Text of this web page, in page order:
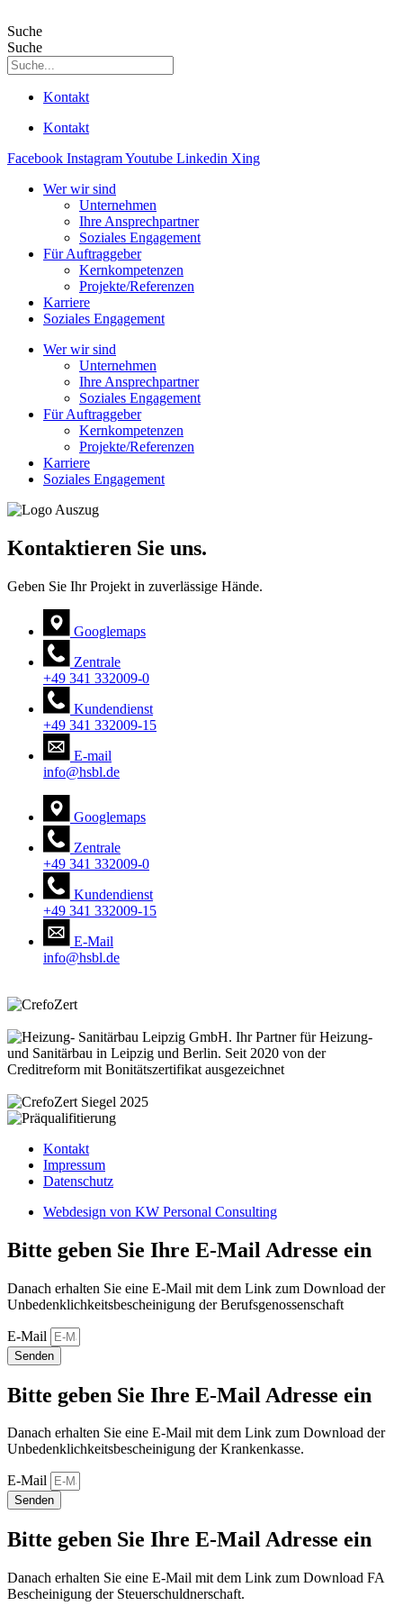
Suche
Suche
Kontakt
Kontakt
Facebook InstagramYoutube Linkedin Xing
Wer wir sind
Unternehmen
Ihre Ansprechpartner
Soziales Engagement
Für Auftraggeber
Kernkompetenzen
Projekte/Referenzen
Karriere
Soziales Engagement
Wer wir sind
Unternehmen
Ihre Ansprechpartner
Soziales Engagement
Für Auftraggeber
Kernkompetenzen
Projekte/Referenzen
Karriere
Soziales Engagement
Kontaktieren Sie uns.
Geben Sie Ihr Projekt in zuverlässige Hände.
Googlemaps
Zentrale
+49 341 332009-0
Kundendienst
+49 341 332009-15
E-mail
info@hsbl.de
Googlemaps
Zentrale
+49 341 332009-0
Kundendienst
+49 341 332009-15
E-Mail
info@hsbl.de
Kontakt
Impressum
Datenschutz
Webdesign von KW Personal Consulting
Bitte geben Sie Ihre E-Mail Adresse ein
Danach erhalten Sie eine E-Mail mit dem Link zum Download der
Unbedenklichkeitsbescheinigung der Berufsgenossenschaft
E-Mail
Senden
Bitte geben Sie Ihre E-Mail Adresse ein
Danach erhalten Sie eine E-Mail mit dem Link zum Download der
Unbedenklichkeitsbescheinigung der Krankenkasse.
E-Mail
Senden
Bitte geben Sie Ihre E-Mail Adresse ein
Danach erhalten Sie eine E-Mail mit dem Link zum Download FA
Bescheinigung der Steuerschuldnerschaft.